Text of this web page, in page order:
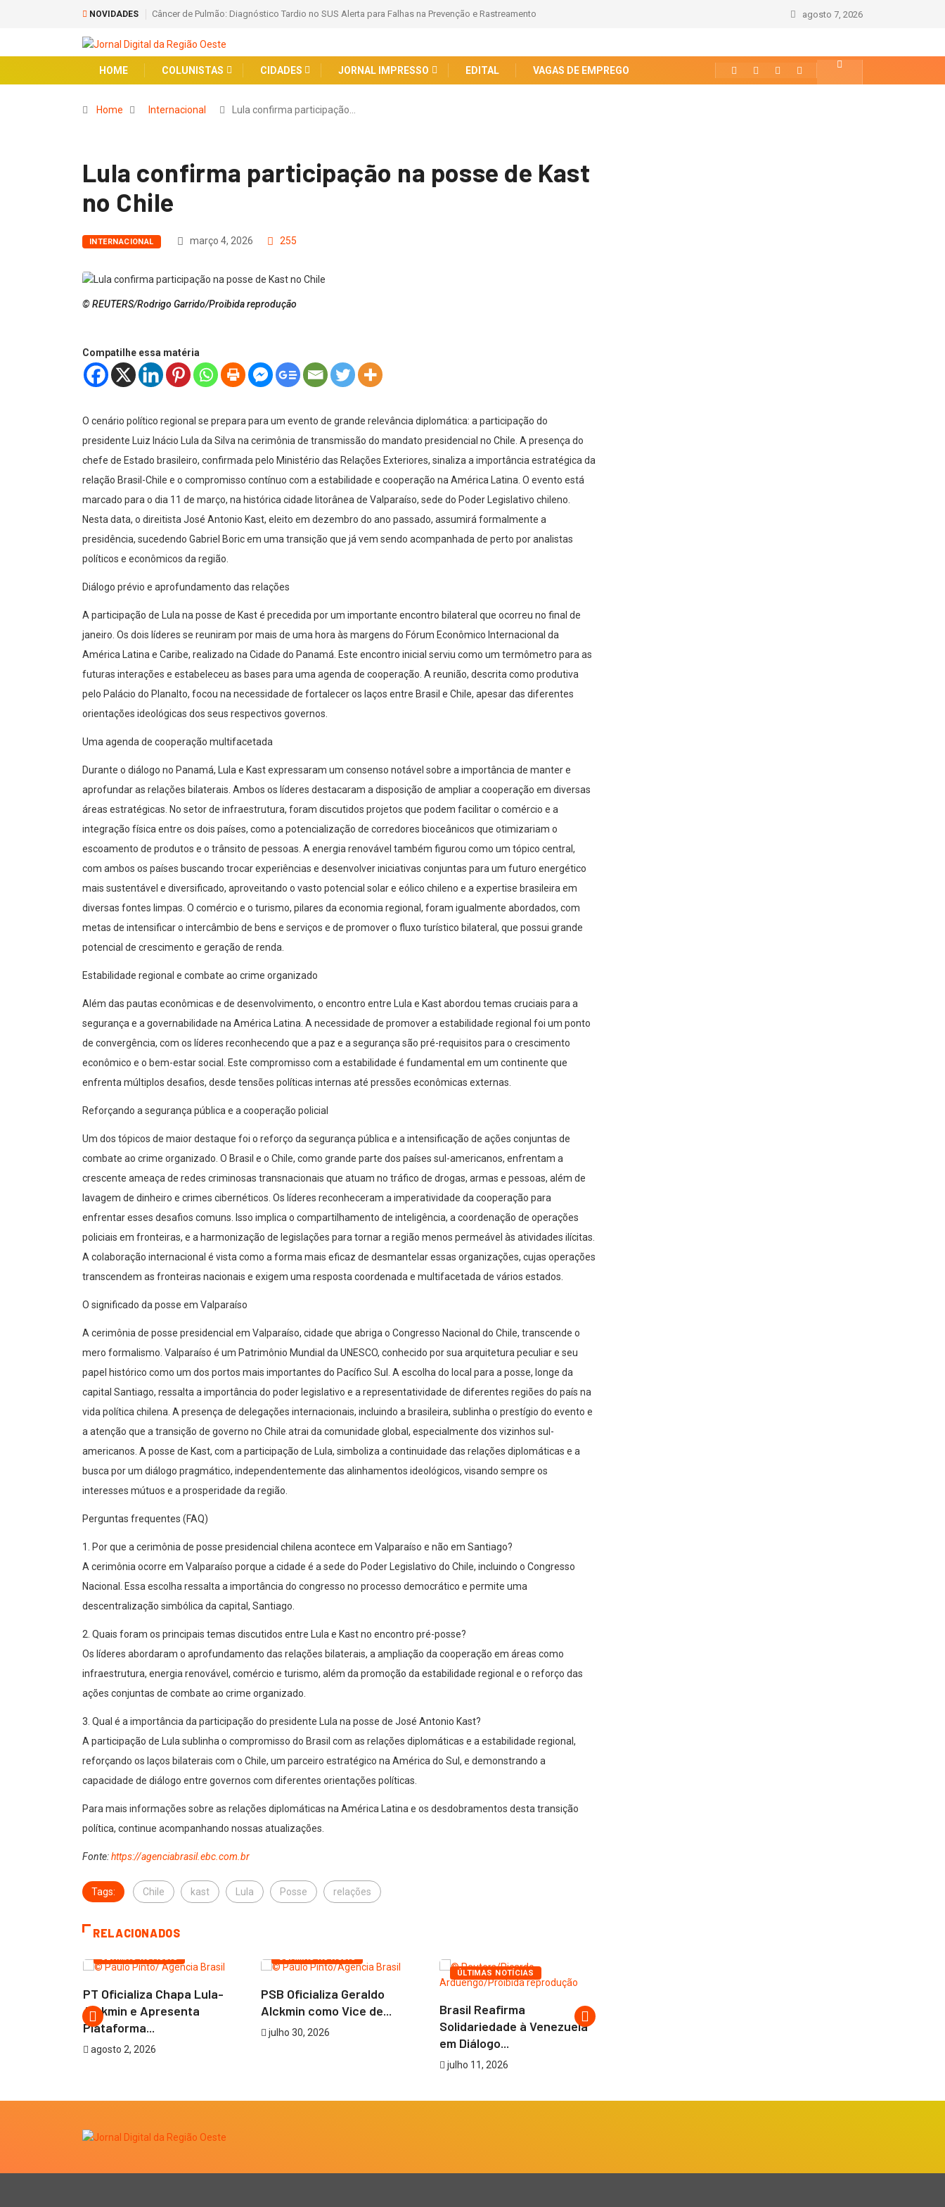
NOVIDADES
Tardio no SUS Alerta para Falhas na Prevenção e Rastreamento Parque Shopping Barueri celebra o Miraculous Day com encontro oficial de Ladybug e Cat Noir.
agosto 7, 2026
HOME COLUNISTAS CIDADES JORNAL IMPRESSO EDITAL VAGAS DE EMPREGO
Home Internacional Lula confirma participação…
Lula confirma participação na posse de Kast
no Chile
INTERNACIONAL março 4, 2026 255
© REUTERS/Rodrigo Garrido/Proibida reprodução
Compatilhe essa matéria
O cenário político regional se prepara para um evento de grande relevância diplomática: a participação do
presidente Luiz Inácio Lula da Silva na cerimônia de transmissão do mandato presidencial no Chile. A presença do
chefe de Estado brasileiro, confirmada pelo Ministério das Relações Exteriores, sinaliza a importância estratégica da
relação Brasil-Chile e o compromisso contínuo com a estabilidade e cooperação na América Latina. O evento está
marcado para o dia 11 de março, na histórica cidade litorânea de Valparaíso, sede do Poder Legislativo chileno.
Nesta data, o direitista José Antonio Kast, eleito em dezembro do ano passado, assumirá formalmente a
presidência, sucedendo Gabriel Boric em uma transição que já vem sendo acompanhada de perto por analistas
políticos e econômicos da região.
Diálogo prévio e aprofundamento das relações
A participação de Lula na posse de Kast é precedida por um importante encontro bilateral que ocorreu no final de
janeiro. Os dois líderes se reuniram por mais de uma hora às margens do Fórum Econômico Internacional da
América Latina e Caribe, realizado na Cidade do Panamá. Este encontro inicial serviu como um termômetro para as
futuras interações e estabeleceu as bases para uma agenda de cooperação. A reunião, descrita como produtiva
pelo Palácio do Planalto, focou na necessidade de fortalecer os laços entre Brasil e Chile, apesar das diferentes
orientações ideológicas dos seus respectivos governos.
Uma agenda de cooperação multifacetada
Durante o diálogo no Panamá, Lula e Kast expressaram um consenso notável sobre a importância de manter e
aprofundar as relações bilaterais. Ambos os líderes destacaram a disposição de ampliar a cooperação em diversas
áreas estratégicas. No setor de infraestrutura, foram discutidos projetos que podem facilitar o comércio e a
integração física entre os dois países, como a potencialização de corredores bioceânicos que otimizariam o
escoamento de produtos e o trânsito de pessoas. A energia renovável também figurou como um tópico central,
com ambos os países buscando trocar experiências e desenvolver iniciativas conjuntas para um futuro energético
mais sustentável e diversificado, aproveitando o vasto potencial solar e eólico chileno e a expertise brasileira em
diversas fontes limpas. O comércio e o turismo, pilares da economia regional, foram igualmente abordados, com
metas de intensificar o intercâmbio de bens e serviços e de promover o fluxo turístico bilateral, que possui grande
potencial de crescimento e geração de renda.
Estabilidade regional e combate ao crime organizado
Além das pautas econômicas e de desenvolvimento, o encontro entre Lula e Kast abordou temas cruciais para a
segurança e a governabilidade na América Latina. A necessidade de promover a estabilidade regional foi um ponto
de convergência, com os líderes reconhecendo que a paz e a segurança são pré-requisitos para o crescimento
econômico e o bem-estar social. Este compromisso com a estabilidade é fundamental em um continente que
enfrenta múltiplos desafios, desde tensões políticas internas até pressões econômicas externas.
Reforçando a segurança pública e a cooperação policial
Um dos tópicos de maior destaque foi o reforço da segurança pública e a intensificação de ações conjuntas de
combate ao crime organizado. O Brasil e o Chile, como grande parte dos países sul-americanos, enfrentam a
crescente ameaça de redes criminosas transnacionais que atuam no tráfico de drogas, armas e pessoas, além de
lavagem de dinheiro e crimes cibernéticos. Os líderes reconheceram a imperatividade da cooperação para
enfrentar esses desafios comuns. Isso implica o compartilhamento de inteligência, a coordenação de operações
policiais em fronteiras, e a harmonização de legislações para tornar a região menos permeável às atividades ilícitas.
A colaboração internacional é vista como a forma mais eficaz de desmantelar essas organizações, cujas operações
transcendem as fronteiras nacionais e exigem uma resposta coordenada e multifacetada de vários estados.
O significado da posse em Valparaíso
A cerimônia de posse presidencial em Valparaíso, cidade que abriga o Congresso Nacional do Chile, transcende o
mero formalismo. Valparaíso é um Patrimônio Mundial da UNESCO, conhecido por sua arquitetura peculiar e seu
papel histórico como um dos portos mais importantes do Pacífico Sul. A escolha do local para a posse, longe da
capital Santiago, ressalta a importância do poder legislativo e a representatividade de diferentes regiões do país na
vida política chilena. A presença de delegações internacionais, incluindo a brasileira, sublinha o prestígio do evento e
a atenção que a transição de governo no Chile atrai da comunidade global, especialmente dos vizinhos sul-
americanos. A posse de Kast, com a participação de Lula, simboliza a continuidade das relações diplomáticas e a
busca por um diálogo pragmático, independentemente das alinhamentos ideológicos, visando sempre os
interesses mútuos e a prosperidade da região.
Perguntas frequentes (FAQ)
1. Por que a cerimônia de posse presidencial chilena acontece em Valparaíso e não em Santiago?
A cerimônia ocorre em Valparaíso porque a cidade é a sede do Poder Legislativo do Chile, incluindo o Congresso
Nacional. Essa escolha ressalta a importância do congresso no processo democrático e permite uma
descentralização simbólica da capital, Santiago.
2. Quais foram os principais temas discutidos entre Lula e Kast no encontro pré-posse?
Os líderes abordaram o aprofundamento das relações bilaterais, a ampliação da cooperação em áreas como
infraestrutura, energia renovável, comércio e turismo, além da promoção da estabilidade regional e o reforço das
ações conjuntas de combate ao crime organizado.
3. Qual é a importância da participação do presidente Lula na posse de José Antonio Kast?
A participação de Lula sublinha o compromisso do Brasil com as relações diplomáticas e a estabilidade regional,
reforçando os laços bilaterais com o Chile, um parceiro estratégico na América do Sul, e demonstrando a
capacidade de diálogo entre governos com diferentes orientações políticas.
Para mais informações sobre as relações diplomáticas na América Latina e os desdobramentos desta transição
política, continue acompanhando nossas atualizações.
Fonte:https://agenciabrasil.ebc.com.br
Tags: Chile kast Lula Posse relações
RELACIONADOS
ÚLTIMAS NOTÍCIAS
PT Oficializa Chapa Lula-
Alckmin e Apresenta
Plataforma...
agosto 2, 2026
ÚLTIMAS NOTÍCIAS
PSB Oficializa Geraldo
Alckmin como Vice de...
julho 30, 2026
ÚLTIMAS NOTÍCIAS
Brasil Reafirma
Solidariedade à Venezuela
em Diálogo...
julho 11, 2026